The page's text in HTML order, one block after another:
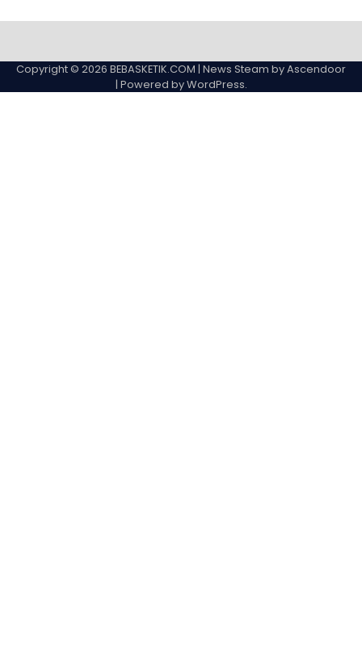
Copyright © 2026 BEBASKETIK.COM | News Steam byAscendoor
| Powered byWordPress.